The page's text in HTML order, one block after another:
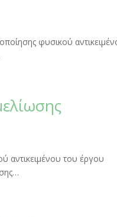
φυσικού
αντικειμένου του έργου